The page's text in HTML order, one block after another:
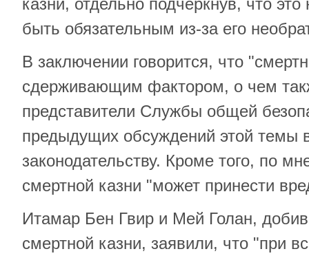
казни, отдельно подчеркнув, что
быть обязательным из-за его
В заключении говорится, что
сдерживающим фактором, о чем
представители Службы общей
предыдущих обсуждений этой темы
законодательству. Кроме того, по
смертной казни "может принести
Итамар Бен Гвир и Мей Голан,
смертной казни, заявили, что "при